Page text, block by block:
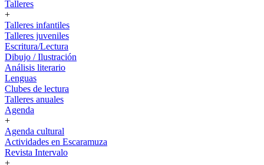
Talleres
+
Talleres infantiles
Talleres juveniles
Escritura/Lectura
Dibujo / Ilustración
Análisis literario
Lenguas
Clubes de lectura
Talleres anuales
Agenda
+
Agenda cultural
Actividades en Escaramuza
Revista Intervalo
+